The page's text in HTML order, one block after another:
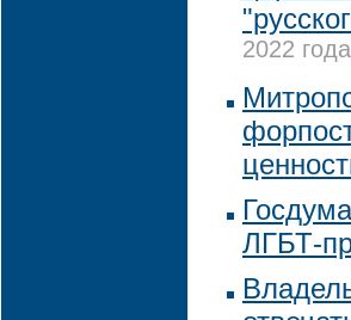
2022
ЛГБТ-